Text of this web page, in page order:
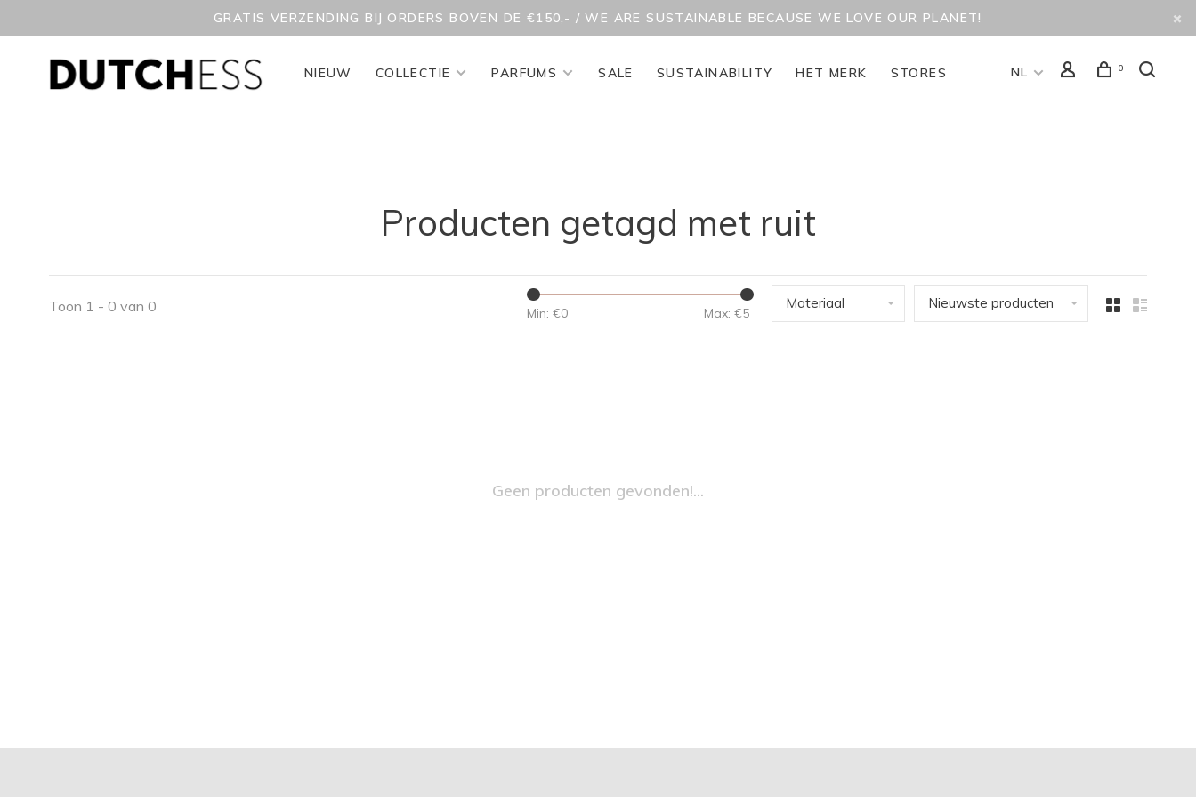
GRATIS VERZENDING BIJ ORDERS BOVEN DE €150,- / WE ARE SUSTAINABLE BECAUSE WE LOVE OUR PLANET!
NIEUW COLLECTIE PARFUMS SALE SUSTAINABILITY HET MERK STORES NL 0
Producten getagd met ruit
Toon 1 - 0 van 0 Min: €0 Max: €5
Materiaal Nieuwste producten
Geen producten gevonden!...